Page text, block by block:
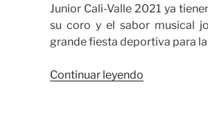
Junior Cali-Valle 2021 ya
su coro y el sabor musical
grande fiesta deportiva para
Continuar leyendo